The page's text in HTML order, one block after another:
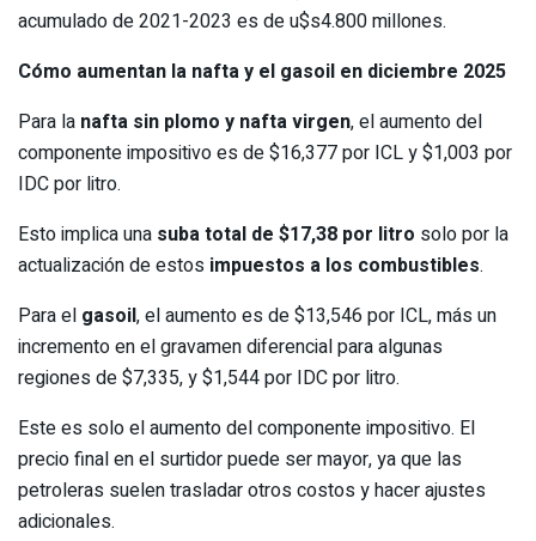
acumulado de 2021-2023 es de u$s4.800 millones.
Cómo aumentan la nafta y el gasoil en diciembre 2025
Para la nafta sin plomo y nafta virgen, el aumento del
componente impositivo es de $16,377 por ICL y $1,003 por
IDC por litro.
Esto implica una suba total de $17,38 por litro solo por la
actualización de estos impuestos a los combustibles.
Para el gasoil, el aumento es de $13,546 por ICL, más un
incremento en el gravamen diferencial para algunas
regiones de $7,335, y $1,544 por IDC por litro.
Este es solo el aumento del componente impositivo. El
precio final en el surtidor puede ser mayor, ya que las
petroleras suelen trasladar otros costos y hacer ajustes
adicionales.